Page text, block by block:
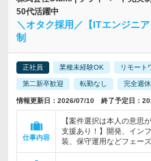
50代活躍中
＼オタク採用／【ITエンジニ
制
正社員 業種未経験OK リモート
第二新卒歓迎 転勤なし 完全週
情報更新日：2026/07/10 終了予定日：
仕事内容
【案件選択は本人の意思
支援あり！】開発、イン
装、保守運用などフェー